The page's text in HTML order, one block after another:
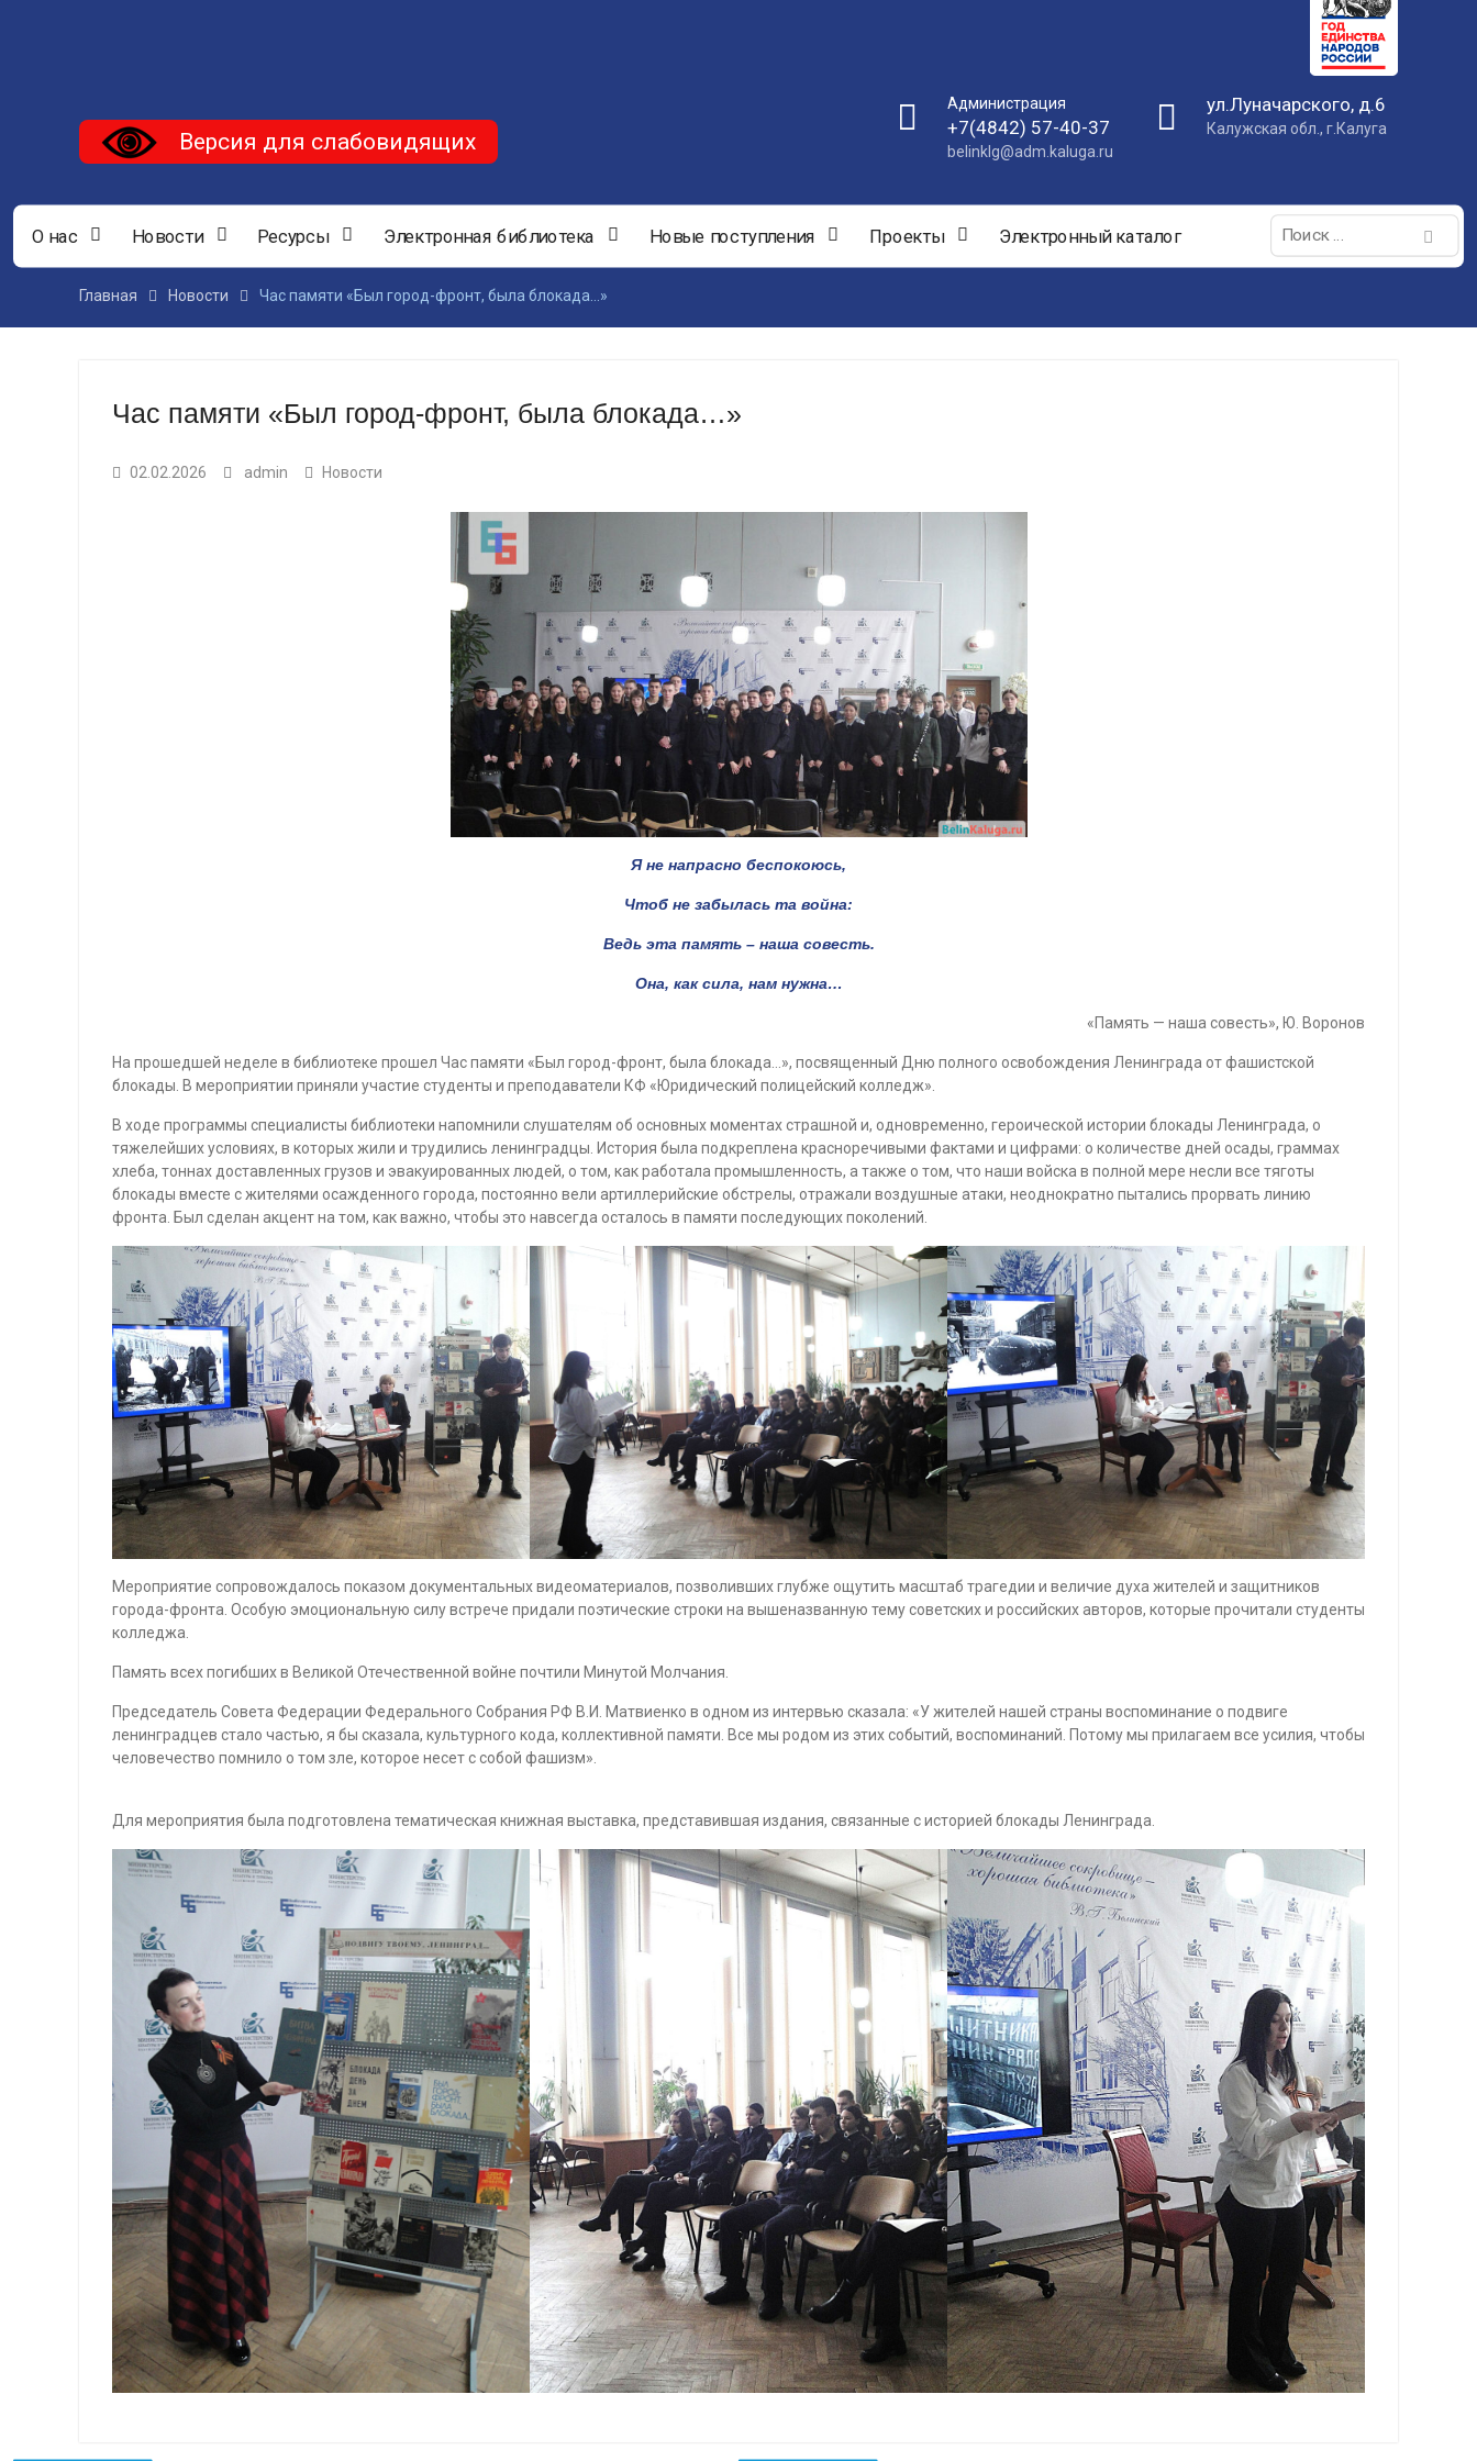
Администрация
+7(4842) 57-40-37
belinklg@adm.kaluga.ru
ул.Луначарского, д.6
Калужская обл., г.Калуга
Версия для слабовидящих
О нас Новости Ресурсы Электронная библиотека Новые поступления Проекты Электронный каталог
Поиск:
Главная Новости Час памяти «Был город-фронт, была блокада…»
Час памяти «Был город-фронт, была блокада…»
02.02.2026 admin Новости
Я не напрасно беспокоюсь,
Чтоб не забылась та война:
Ведь эта память – наша совесть.
Она, как сила, нам нужна…
«Память — наша совесть», Ю. Воронов
На прошедшей неделе в библиотеке прошел Час памяти «Был город-фронт, была блокада…», посвященный Дню полного освобождения Ленинграда от фашистской
блокады. В мероприятии приняли участие студенты и преподаватели КФ «Юридический полицейский колледж».
В ходе программы специалисты библиотеки напомнили слушателям об основных моментах страшной и, одновременно, героической истории блокады Ленинграда, о
тяжелейших условиях, в которых жили и трудились ленинградцы. История была подкреплена красноречивыми фактами и цифрами: о количестве дней осады, граммах
хлеба, тоннах доставленных грузов и эвакуированных людей, о том, как работала промышленность, а также о том, что наши войска в полной мере несли все тяготы
блокады вместе с жителями осажденного города, постоянно вели артиллерийские обстрелы, отражали воздушные атаки, неоднократно пытались прорвать линию
фронта. Был сделан акцент на том, как важно, чтобы это навсегда осталось в памяти последующих поколений.
Мероприятие сопровождалось показом документальных видеоматериалов, позволивших глубже ощутить масштаб трагедии и величие духа жителей и защитников
города-фронта. Особую эмоциональную силу встрече придали поэтические строки на вышеназванную тему советских и российских авторов, которые прочитали студенты
колледжа.
Память всех погибших в Великой Отечественной войне почтили Минутой Молчания.
Председатель Совета Федерации Федерального Собрания РФ В.И. Матвиенко в одном из интервью сказала: «У жителей нашей страны воспоминание о подвиге
ленинградцев стало частью, я бы сказала, культурного кода, коллективной памяти. Все мы родом из этих событий, воспоминаний. Потому мы прилагаем все усилия, чтобы
человечество помнило о том зле, которое несет с собой фашизм».
Для мероприятия была подготовлена тематическая книжная выставка, представившая издания, связанные с историей блокады Ленинграда.
Навигация